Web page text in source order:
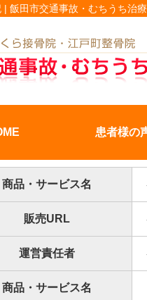
飯田市交通事故・むちうち治
患者様の
商品・サービス名
販売URL
運営責任者
商品・サービス名